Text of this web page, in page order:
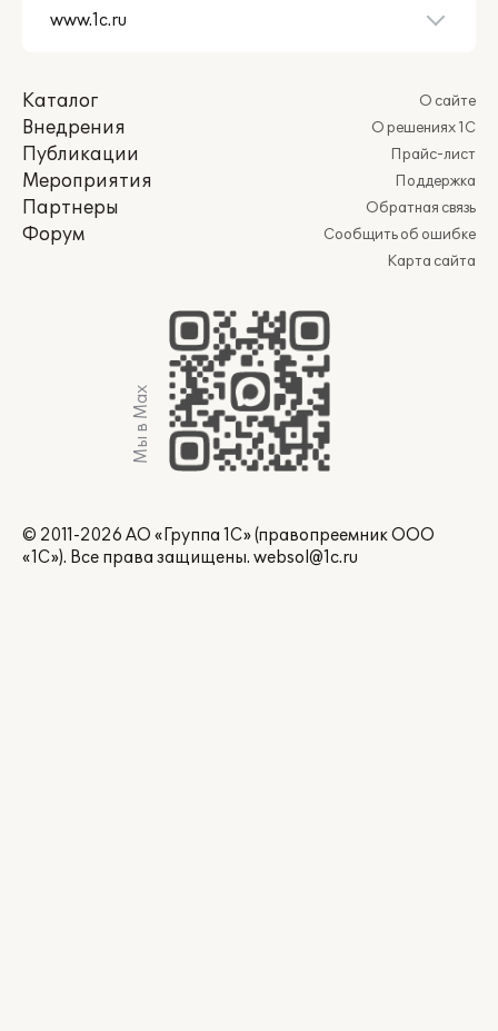
Каталог
Внедрения
Публикации
Мероприятия
Партнеры
Форум
О сайте
О решениях 1С
Прайс-лист
Поддержка
Обратная связь
Сообщить об ошибке
Карта сайта
Мы в Max
© 2011-2026 АО «Группа 1С» (правопреемник ООО
«1С»). Все права защищены. websol@1c.ru